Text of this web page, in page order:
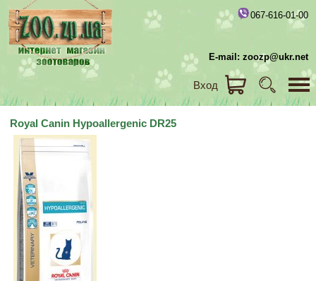
067-616-01-00
E-mail: zoozp@ukr.net
Вход
Royal Canin Hypoallergenic DR25